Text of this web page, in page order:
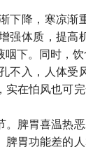
下降，寒凉
强体质，提
下。同时，
不入，人体
在怕风也可
脾胃喜温热
胃功能差的